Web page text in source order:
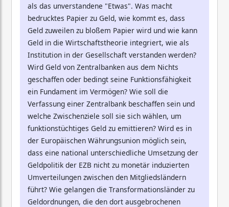
als das unverstandene "Etwas". Was macht
bedrucktes Papier zu Geld, wie kommt es, dass
Geld zuweilen zu bloßem Papier wird und wie kann
Geld in die Wirtschaftstheorie integriert, wie als
Institution in der Gesellschaft verstanden werden?
Wird Geld von Zentralbanken aus dem Nichts
geschaffen oder bedingt seine Funktionsfähigkeit
ein Fundament im Vermögen? Wie soll die
Verfassung einer Zentralbank beschaffen sein und
welche Zwischenziele soll sie sich wählen, um
funktionstüchtiges Geld zu emittieren? Wird es in
der Europäischen Währungsunion möglich sein,
dass eine national unterschiedliche Umsetzung der
Geldpolitik der EZB nicht zu monetär induzierten
Umverteilungen zwischen den Mitgliedsländern
führt? Wie gelangen die Transformationsländer zu
Geldordnungen, die den dort ausgebrochenen